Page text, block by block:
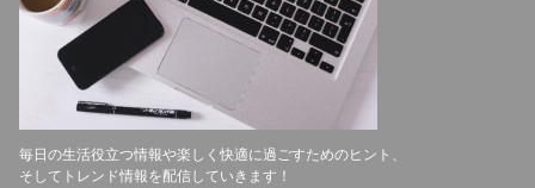
毎日の生活役立つ情報や楽しく快適に過ごすためのヒント、
そしてトレンド情報を配信していきます！